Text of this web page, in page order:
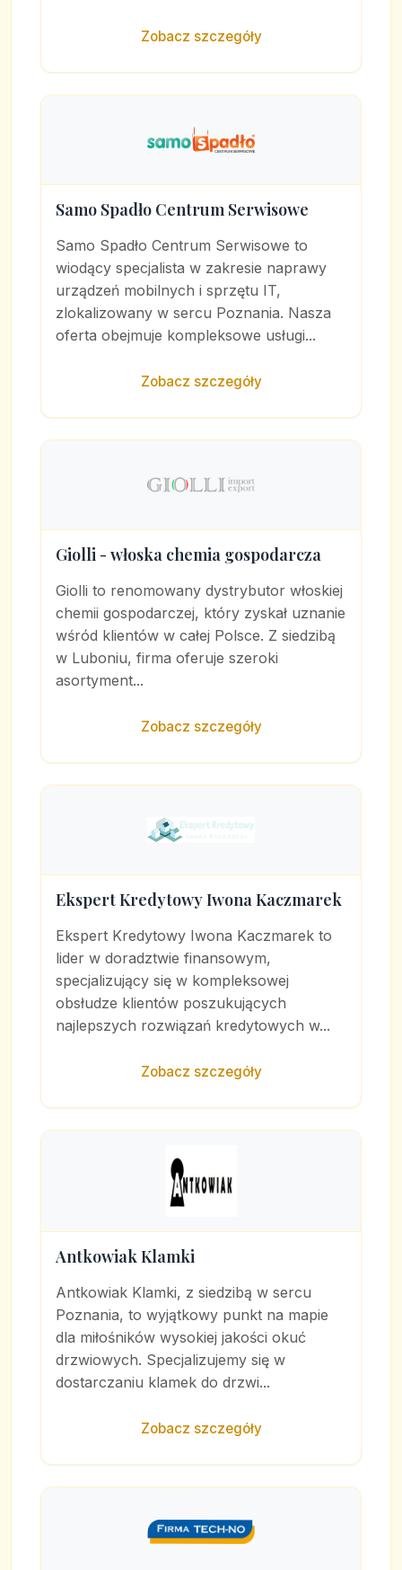
Zobacz szczegóły
Samo Spadło Centrum Serwisowe
Samo Spadło Centrum Serwisowe to
wiodący specjalista w zakresie naprawy
urządzeń mobilnych i sprzętu IT,
zlokalizowany w sercu Poznania. Nasza
oferta obejmuje kompleksowe usługi...
Zobacz szczegóły
Giolli - włoska chemia gospodarcza
Giolli to renomowany dystrybutor włoskiej
chemii gospodarczej, który zyskał uznanie
wśród klientów w całej Polsce. Z siedzibą
w Luboniu, firma oferuje szeroki
asortyment...
Zobacz szczegóły
Ekspert Kredytowy Iwona Kaczmarek
Ekspert Kredytowy Iwona Kaczmarek to
lider w doradztwie finansowym,
specjalizujący się w kompleksowej
obsłudze klientów poszukujących
najlepszych rozwiązań kredytowych w...
Zobacz szczegóły
Antkowiak Klamki
Antkowiak Klamki, z siedzibą w sercu
Poznania, to wyjątkowy punkt na mapie
dla miłośników wysokiej jakości okuć
drzwiowych. Specjalizujemy się w
dostarczaniu klamek do drzwi...
Zobacz szczegóły